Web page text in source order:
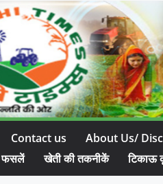
Contact us About Us/
फसलें खेती की तकनीकें टिकाऊ